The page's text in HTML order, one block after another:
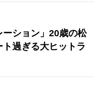
ーション」20歳の松
過ぎる大ヒットラ